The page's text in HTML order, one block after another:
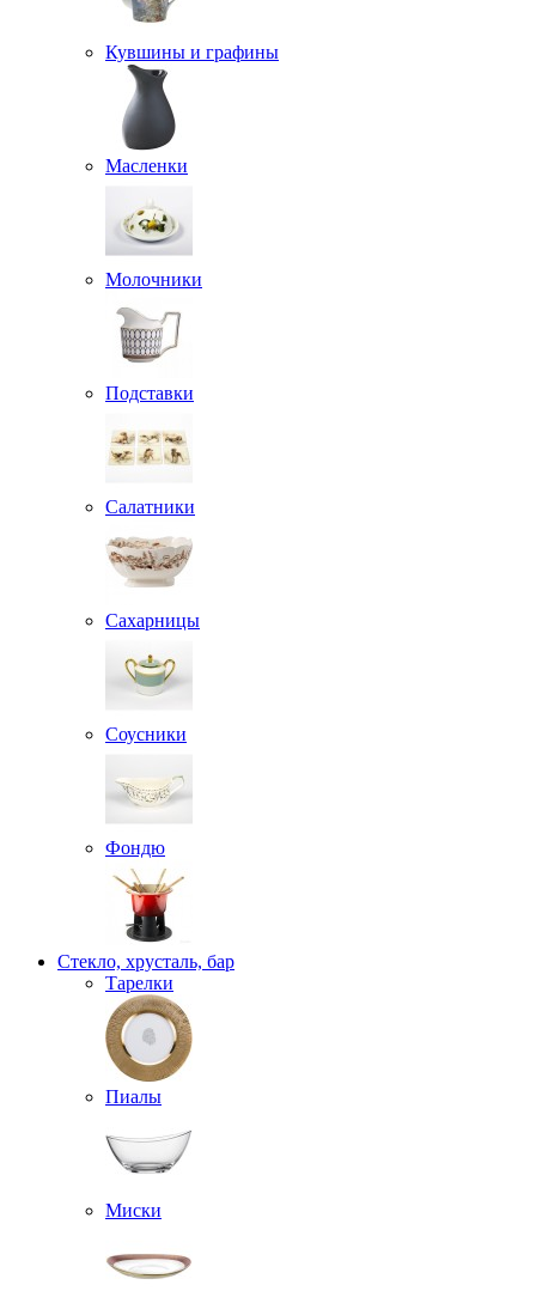
Кувшины и графины
Масленки
Молочники
Подставки
Салатники
Сахарницы
Соусники
Фондю
Стекло, хрусталь, бар
Тарелки
Пиалы
Миски